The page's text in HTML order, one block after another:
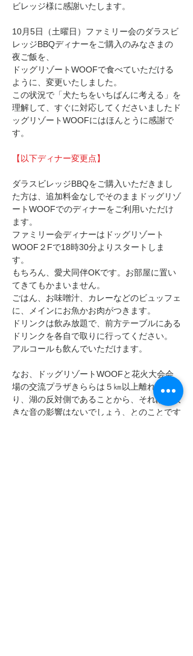
ビレッジ様に感謝いたします。
10月5日（土曜日）ファミリー会のダラスビ
レッジBBQディナーをご購入のみなさまの
夜ご飯を、
ドッグリゾートWOOFで食べていただける
ように、変更いたしました。
この状況で「犬たちをいちばんに考える」を
理解して、すぐに対応してくださいましたド
ッグリゾートWOOFにはほんとうに感謝で
す。
【以下ディナー変更点】
ダラスビレッジBBQをご購入いただきまし
た方は、追加料金なしでそのままドッグリゾ
ートWOOFでのディナーをご利用いただけ
ます。
ファミリー会ディナーはドッグリゾート
WOOF２Fで18時30分よりスタートしま
す。
もちろん、愛犬同伴OKです。お部屋に置い
てきてもかまいません。
ごはん、お味噌汁、カレーなどのビュッフェ
に、メインにお魚かお肉がつきます。
ドリンクは飲み放題で、前方テーブルにある
ドリンクを各自で取りに行ってください。
アルコールも飲んでいただけます。
なお、ドッグリゾートWOOFと花火大会会
場の交流プラザきららは５㎞以上離れてお
り、湖の反対側であることから、それほど大
きな音の影響はないでしょう、とのことです